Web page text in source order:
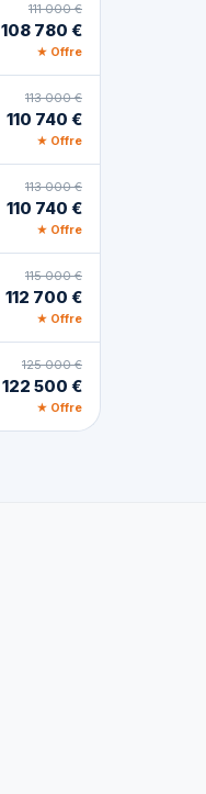
111 000 €
108 780 €
★ Offre
113 000 €
110 740 €
★ Offre
113 000 €
110 740 €
★ Offre
115 000 €
112 700 €
★ Offre
125 000 €
122 500 €
★ Offre